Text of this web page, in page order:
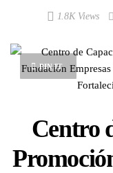
1.8K Views
PIN IT
Centro